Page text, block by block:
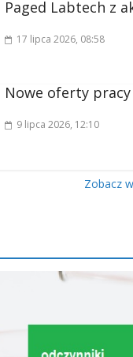
Paged Labtech z
17 lipca 2026, 08:58
Nowe oferty pracy
9 lipca 2026, 12:10
Zobacz